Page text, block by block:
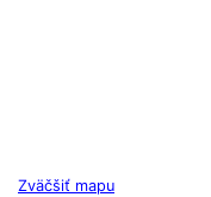
Zväčšiť mapu